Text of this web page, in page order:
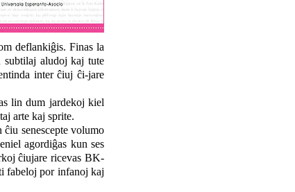
deflankiĝis. Finas la
subtilaj aludoj kaj tute
inter ĉiuj ĉi-jare
lin dum jardekoj kiel
arte kaj sprite.
senescepte volumo
agordiĝas kun ses
ĉiujare ricevas BK-
fabeloj por infanoj kaj